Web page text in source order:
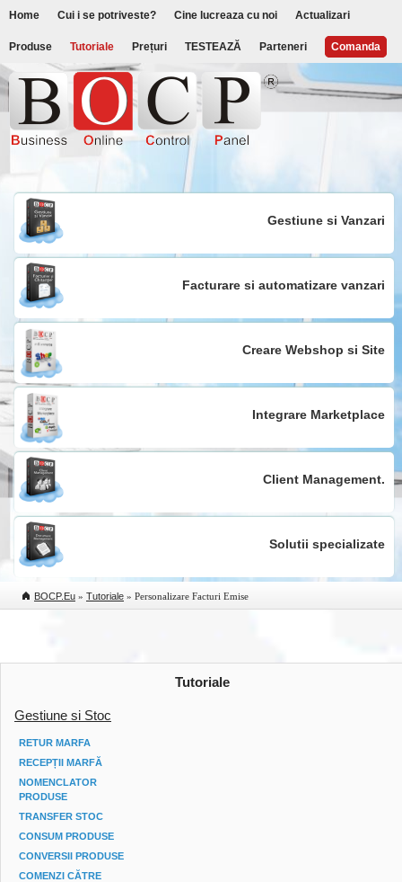
Home Cui i se potriveste? Cine lucreaza cu noi Actualizari
Produse Tutoriale Prețuri TESTEAZĂ Parteneri Comanda
Gestiune si Vanzari
Facturare si automatizare vanzari
Creare Webshop si Site
Integrare Marketplace
Client Management.
Solutii specializate
BOCP.eu » Tutoriale » Personalizare Facturi Emise
Tutoriale
Gestiune si Stoc
RETUR MARFA
RECEPȚII MARFĂ
NOMENCLATOR
PRODUSE
TRANSFER STOC
CONSUM PRODUSE
CONVERSII PRODUSE
COMENZI CĂTRE